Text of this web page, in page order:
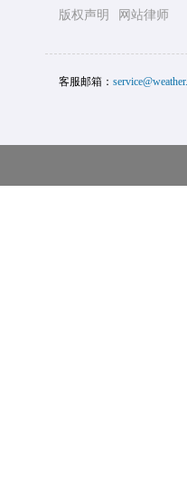
版权声明
网站律师
客服邮箱：